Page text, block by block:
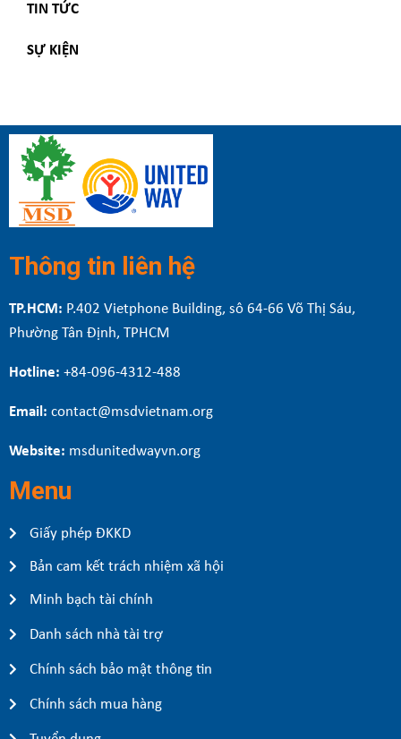
TIN TỨC
SỰ KIỆN
Thông tin liên hệ
TP.HCM: P.402 Vietphone Building, sô 64-66 Võ Thị Sáu,
Phường Tân Định, TPHCM
Hotline: +84-096-4312-488
Email: contact@msdvietnam.org
Website: msdunitedwayvn.org
Menu
Giấy phép ĐKKD
Bản cam kết trách nhiệm xã hội
Minh bạch tài chính
Danh sách nhà tài trợ
Chính sách bảo mật thông tin
Chính sách mua hàng